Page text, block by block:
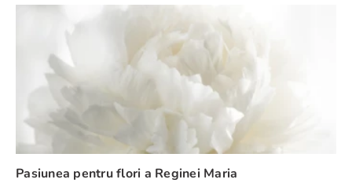
Pasiunea pentru flori a Reginei Maria